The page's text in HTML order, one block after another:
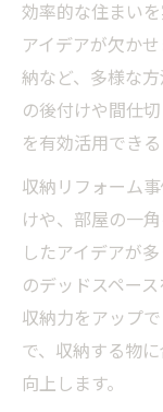
効率的な住まい
アイデアが欠か
納など、多様な
の後付けや間仕
を有効活用できる
収納リフォーム
けや、部屋の一
したアイデアが
のデッドスペー
収納力をアップ
で、収納する物
向上します。